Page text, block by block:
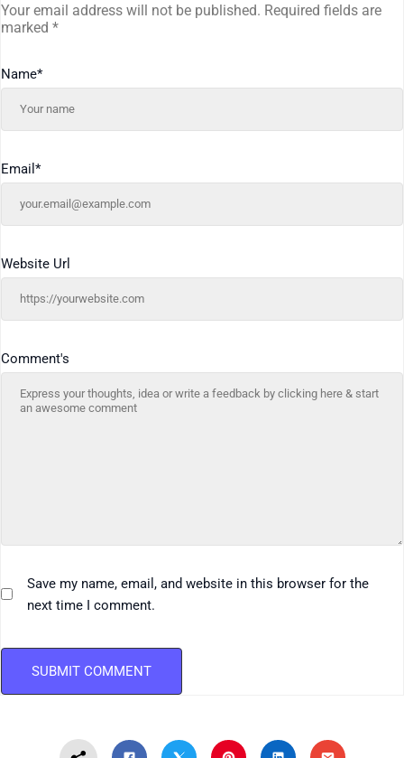
Your email address will not be published. Required fields are
marked *
Comment's
Name*
Email *
Website Url
Save my name, email, and website in this browser for the
next time I comment.